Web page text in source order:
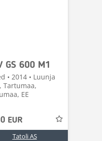
GS 600 M1
• 2014 • Luunja
Tartumaa,
EE
EUR
Tatoli AS